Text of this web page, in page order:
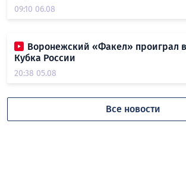
09:10 06.08
Воронежский «Факел» проиграл
Кубка России
20:38 05.08
Все новости